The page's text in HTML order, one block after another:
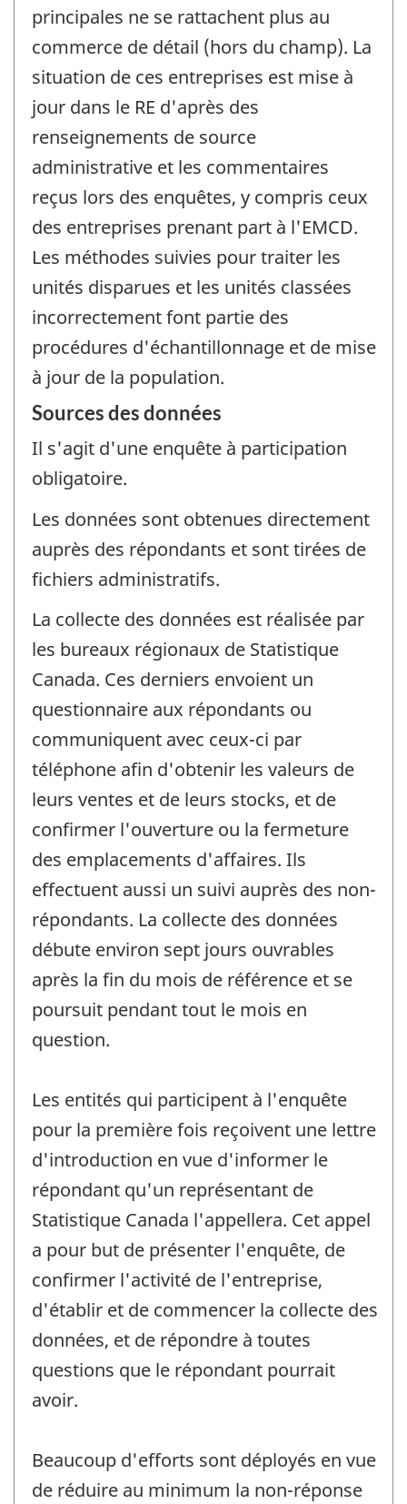
principales ne se rattachent plus au
commerce de détail (hors du champ). La
situation de ces entreprises est mise à
jour dans le RE d'après des
renseignements de source
administrative et les commentaires
reçus lors des enquêtes, y compris ceux
des entreprises prenant part à l'EMCD.
Les méthodes suivies pour traiter les
unités disparues et les unités classées
incorrectement font partie des
procédures d'échantillonnage et de mise
à jour de la population.
Sources des données
Il s'agit d'une enquête à participation
obligatoire.
Les données sont obtenues directement
auprès des répondants et sont tirées de
fichiers administratifs.
La collecte des données est réalisée par
les bureaux régionaux de Statistique
Canada. Ces derniers envoient un
questionnaire aux répondants ou
communiquent avec ceux-ci par
téléphone afin d'obtenir les valeurs de
leurs ventes et de leurs stocks, et de
confirmer l'ouverture ou la fermeture
des emplacements d'affaires. Ils
effectuent aussi un suivi auprès des non-
répondants. La collecte des données
débute environ sept jours ouvrables
après la fin du mois de référence et se
poursuit pendant tout le mois en
question.
Les entités qui participent à l'enquête
pour la première fois reçoivent une lettre
d'introduction en vue d'informer le
répondant qu'un représentant de
Statistique Canada l'appellera. Cet appel
a pour but de présenter l'enquête, de
confirmer l'activité de l'entreprise,
d'établir et de commencer la collecte des
données, et de répondre à toutes
questions que le répondant pourrait
avoir.
Beaucoup d'efforts sont déployés en vue
de réduire au minimum la non-réponse